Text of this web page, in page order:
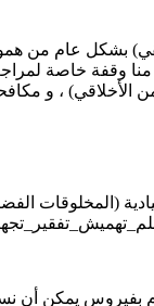
بشكل عام من
وقفة خاصة